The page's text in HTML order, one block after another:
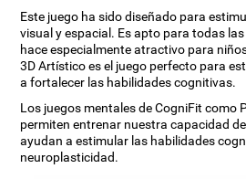
Este juego ha sido diseñado para
visual y espacial. Es apto para todas
hace especialmente atractivo para
3D Artístico es el juego perfecto para
a fortalecer las habilidades cognitivas.
Los juegos mentales de CogniFit como
permiten entrenar nuestra capacidad
ayudan a estimular las habilidades
neuroplasticidad.